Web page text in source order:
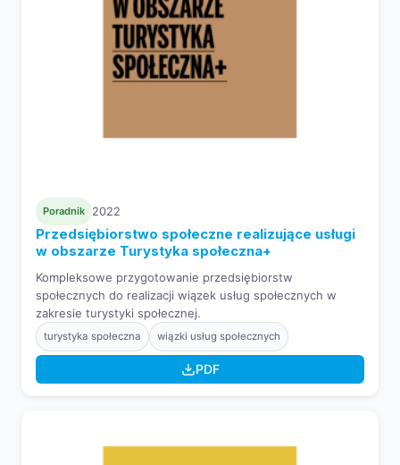
Poradnik 2022
Przedsiębiorstwo społeczne realizujące usługi
w obszarze Turystyka społeczna+
Kompleksowe przygotowanie przedsiębiorstw
społecznych do realizacji wiązek usług społecznych w
zakresie turystyki społecznej.
turystyka społeczna wiązki usług społecznych
PDF